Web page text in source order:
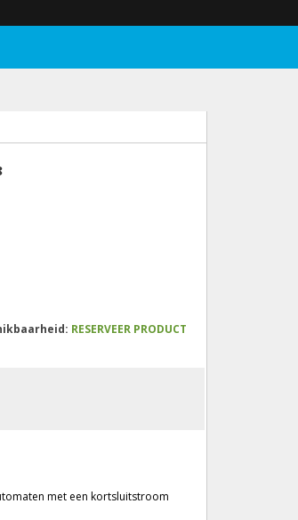
RESERVEER PRODUCT
met een kortsluitstroom